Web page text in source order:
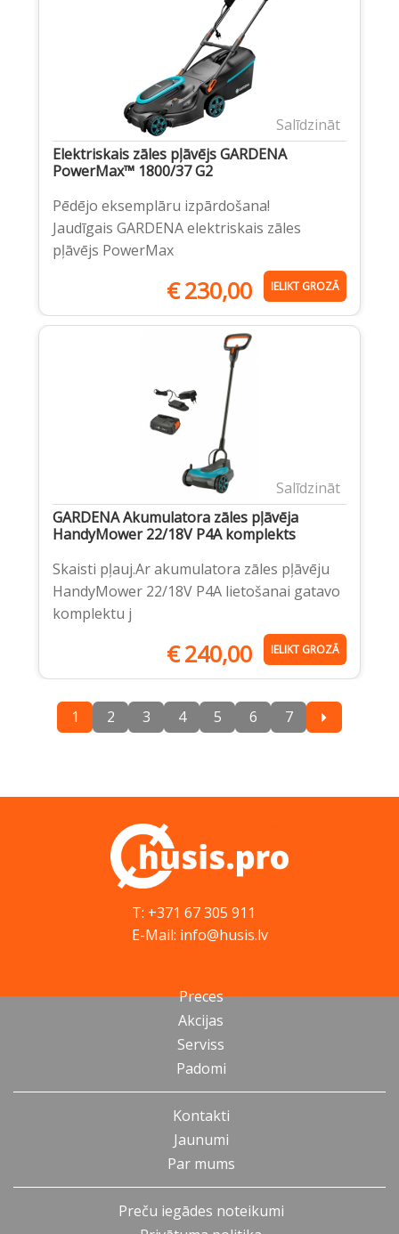
Salīdzināt
Elektriskais zāles pļāvējs GARDENA
PowerMax™ 1800/37 G2
Pēdējo eksemplāru izpārdošana!
Jaudīgais GARDENA elektriskais zāles
pļāvējs PowerMax
€230,00 IELIKT GROZĀ
Salīdzināt
GARDENA Akumulatora zāles pļāvēja
HandyMower 22/18V P4A komplekts
Skaisti pļauj.Ar akumulatora zāles pļāvēju
HandyMower 22/18V P4A lietošanai gatavo
komplektu j
€240,00 IELIKT GROZĀ
1 2 3 4 5 6 7
T: +371 67 305 911
E-Mail: info@husis.lv
Preces
Akcijas
Serviss
Padomi
Kontakti
Jaunumi
Par mums
Preču iegādes noteikumi